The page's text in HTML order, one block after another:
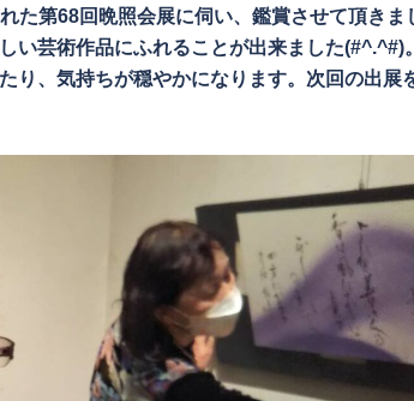
た第68回晩照会展に伺い、鑑賞させて頂きま
い芸術作品にふれることが出来ました(#^.^#)。
り、気持ちが穏やかになります。次回の出展